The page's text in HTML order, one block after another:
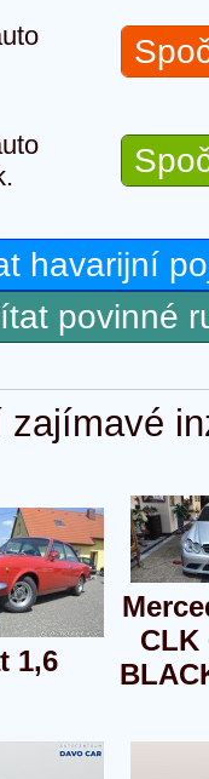
havarijní
povinné
zajímavé
1,6
CLK